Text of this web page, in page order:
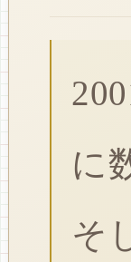
に
そ